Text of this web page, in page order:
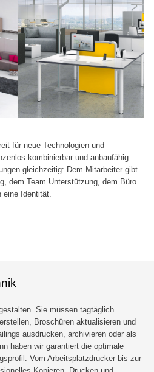
für neue Technologien und
kombinierbar und anbaufähig.
gleichzeitig: Dem Mitarbeiter gibt
dem Team Unterstützung, dem Büro
eine Identität.
Sie müssen tagtäglich
Broschüren aktualisieren und
ausdrucken, archivieren oder als
haben wir garantiert die optimale
Vom Arbeitsplatzdrucker bis zur